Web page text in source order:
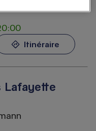
Itinéraire
Lafayette